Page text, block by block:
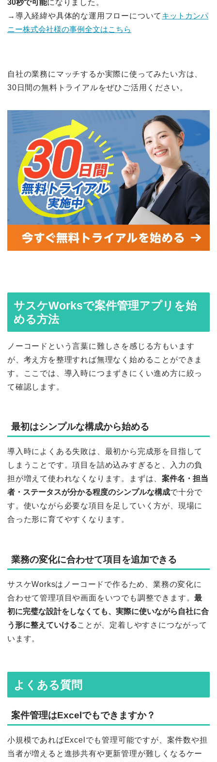
30秒で可能になりました。
→導入経緯や具体的な運用フローについて キットカンパ
ニー株式会社様の事例全文はこちら
自社の業務にマッチするか実際に使ってみたい方は、
30日間の無料トライアルをぜひご活用ください。
サスケWorksで案件管理アプリを始
める方法
ノーコードという言葉に難しさを感じる方もいます
が、考え方を整理すれば無理なく始めることができま
す。ここでは、導入時につまずきにくい進め方に絞っ
て確認します。
最初はシンプルな構成から始める
導入時によくある失敗は、最初から完成形を目指して
しまうことです。項目を詰め込みすぎると、入力の負
担が増えて使われなくなります。まずは、案件名・担当
者・ステータスが分かる程度のシンプルな構成で十分で
す。使いながら必要な項目を足していく方が、現場に
合った形に育てやすくなります。
業務の変化に合わせて項目を追加できる
サスケWorksはノーコードで作るため、業務の変化に
合わせて管理項目や画面をいつでも調整できます。最
初に完璧な設計をしなくても、実際に使いながら自社に合
う形に整えていけることが、定着しやすさにつながって
います。
よくある質問
案件管理はExcelでもできますか？
小規模であればExcelでも管理可能ですが、案件数や担
当者が増えると進捗共有や更新管理が難しくなるケー